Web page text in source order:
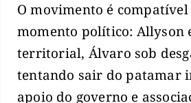
O movimento é compatível
momento político: Allyson
territorial, Álvaro sob
tentando sair do patamar
apoio do governo e